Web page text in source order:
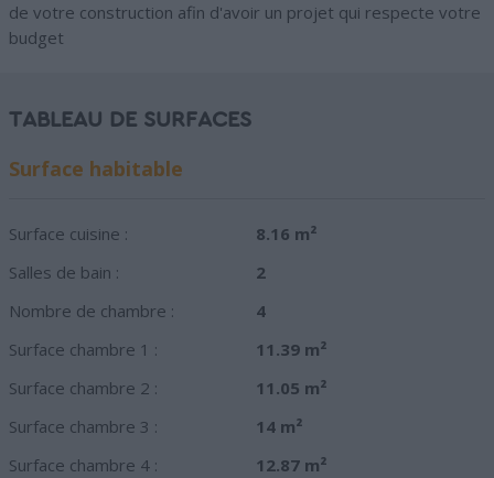
de votre construction afin d'avoir un projet qui respecte votre
budget
TABLEAU DE SURFACES
Surface habitable
Surface cuisine :
8.16 m²
Salles de bain :
2
Nombre de chambre :
4
Surface chambre 1 :
11.39 m²
Surface chambre 2 :
11.05 m²
Surface chambre 3 :
14 m²
Surface chambre 4 :
12.87 m²